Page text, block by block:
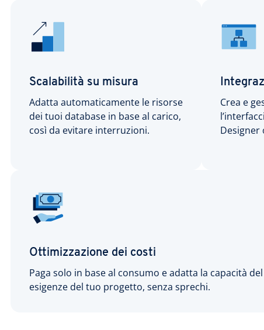
Scalabilità su misura
Adatta automaticamente le risorse
dei tuoi database in base al carico,
così da evitare interruzioni.
Crea e
Designer
Ottimizzazione dei costi
Paga solo in base al consumo e adatta la capacità
esigenze del tuo progetto, senza sprechi.